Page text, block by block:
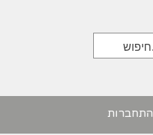
התחברות